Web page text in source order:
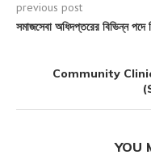
previous post
সমাজসেবা অধিদপ্তরের বিভিন্ন পদে
Community
YOU